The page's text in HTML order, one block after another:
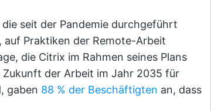
seit der Pandemie durchgeführt
Praktiken der Remote-Arbeit
die Citrix im Rahmen seines Plans
der Arbeit im Jahr 2035 für
gaben 88 % der Beschäftigten an, dass